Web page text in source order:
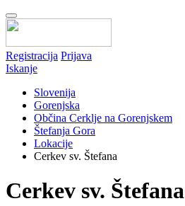
Registracija Prijava
Iskanje
Slovenija
Gorenjska
Občina Cerklje na Gorenjskem
Štefanja Gora
Lokacije
Cerkev sv. Štefana
Cerkev sv. Štefana